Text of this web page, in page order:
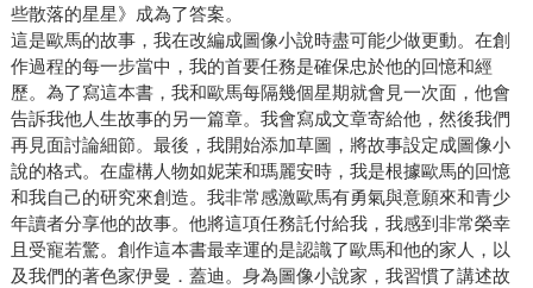
些散落的星星》成為了答案。
這是歐馬的故事，我在改編成圖像小說時盡可能少做更動。在創
作過程的每一步當中，我的首要任務是確保忠於他的回憶和經
歷。為了寫這本書，我和歐馬每隔幾個星期就會見一次面，他會
告訴我他人生故事的另一篇章。我會寫成文章寄給他，然後我們
再見面討論細節。最後，我開始添加草圖，將故事設定成圖像小
說的格式。在虛構人物如妮茉和瑪麗安時，我是根據歐馬的回憶
和我自己的研究來創造。我非常感激歐馬有勇氣與意願來和青少
年讀者分享他的故事。他將這項任務託付給我，我感到非常榮幸
且受寵若驚。創作這本書最幸運的是認識了歐馬和他的家人，以
及我們的著色家伊曼．蓋迪。身為圖像小說家，我習慣了講述故